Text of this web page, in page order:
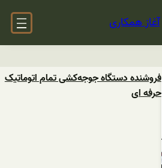
آغاز همکاری
فروشنده دستگاه‌ جوجه‌کشی ‌تمام ‌اتوماتیک
حرفه ای